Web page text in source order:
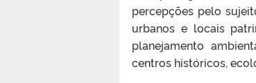
percepções pelo
urbanos e locais
planejamento
centros históricos,